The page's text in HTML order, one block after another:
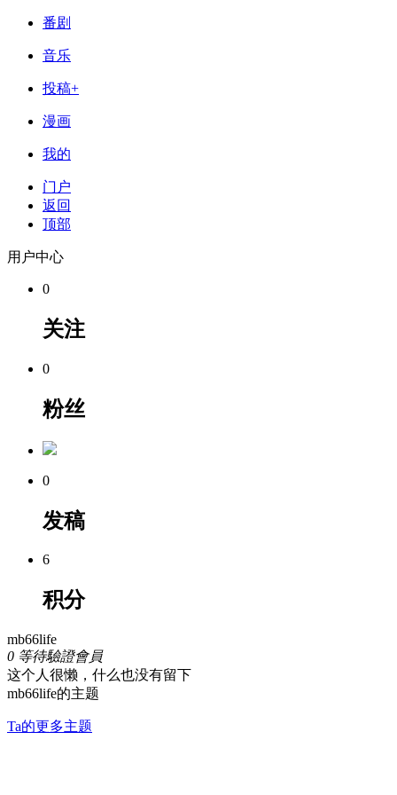
番剧
音乐
投稿+
漫画
我的
门户
返回
顶部
用户中心
0
关注
0
粉丝
0
发稿
6
积分
mb66life
0 等待驗證會員
这个人很懒，什么也没有留下
mb66life的主题
Ta的更多主题